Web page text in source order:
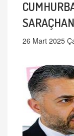
26 Mart 2025